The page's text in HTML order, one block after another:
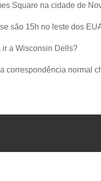
Square na cidade de
são 15h no leste dos
ir a Wisconsin Dells?
correspondência normal